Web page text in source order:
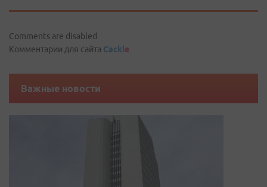
Comments are disabled
Комментарии для сайта Cackle
Важные новости